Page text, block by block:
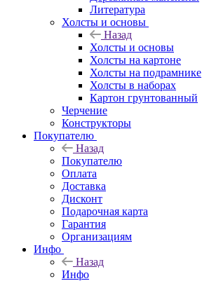
Литература
Холсты и основы
Назад
Холсты и основы
Холсты на картоне
Холсты на подрамнике
Холсты в наборах
Картон грунтованный
Черчение
Конструкторы
Покупателю
Назад
Покупателю
Оплата
Доставка
Дисконт
Подарочная карта
Гарантия
Организациям
Инфо
Назад
Инфо